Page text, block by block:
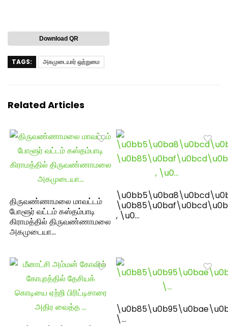
Download QR
TAGS: அகமுடையார் ஒற்றுமை
Related Articles
திருவண்ணாமலை மாவட்டம்
போளூர் வட்டம் கஸ்தம்பாடி
கிராமத்தில் திருவண்ணாமலை
அகமுடையா…
, \u0…
\…